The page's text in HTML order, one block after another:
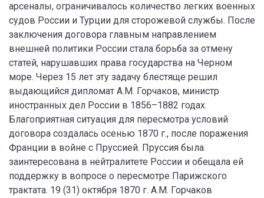
арсеналы, ограничивалось количество легких военных
судов России и Турции для сторожевой службы. После
заключения договора главным направлением
внешней политики России стала борьба за отмену
статей, нарушавших права государства на Черном
море. Через 15 лет эту задачу блестяще решил
выдающийся дипломат А.М. Горчаков, министр
иностранных дел России в 1856–1882 годах.
Благоприятная ситуация для пересмотра условий
договора создалась осенью 1870 г., после поражения
Франции в войне с Пруссией. Пруссия была
заинтересована в нейтралитете России и обещала ей
поддержку в вопросе о пересмотре Парижского
трактата. 19 (31) октября 1870 г. А.М. Горчаков